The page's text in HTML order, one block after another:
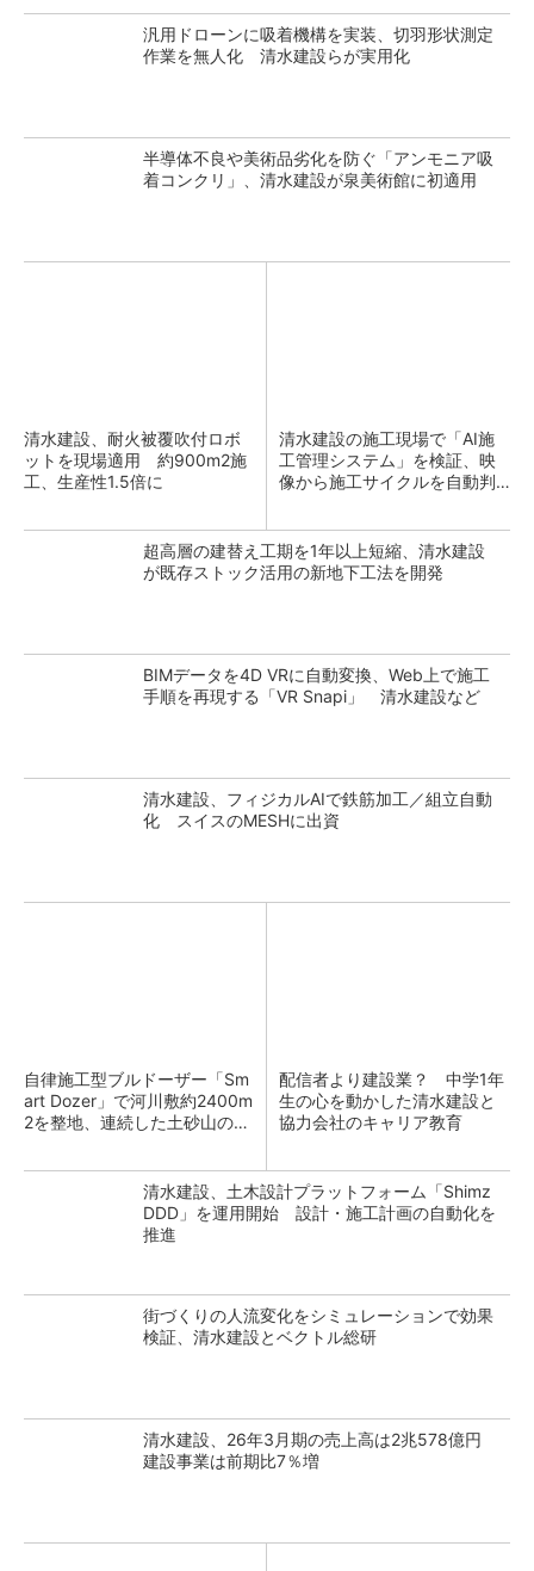
汎用ドローンに吸着機構を実装、切羽形状測定
作業を無人化 清水建設らが実用化
半導体不良や美術品劣化を防ぐ「アンモニア吸
着コンクリ」、清水建設が泉美術館に初適用
清水建設、耐火被覆吹付ロボ
ットを現場適用 約900m2施
工、生産性1.5倍に
清水建設の施工現場で「AI施
工管理システム」を検証、映
像から施工サイクルを自動判
超高層の建替え工期を1年以上短縮、清水建設
が既存ストック活用の新地下工法を開発
BIMデータを4D VRに自動変換、Web上で施工
手順を再現する「VR Snapi」 清水建設など
清水建設、フィジカルAIで鉄筋加工／組立自動
化 スイスのMESHに出資
自律施工型ブルドーザー「Sm
art Dozer」で河川敷約2400m
2を整地、連続した土砂山の敷
配信者より建設業？ 中学1年
生の心を動かした清水建設と
協力会社のキャリア教育
清水建設、土木設計プラットフォーム「Shimz
DDD」を運用開始 設計・施工計画の自動化を
推進
街づくりの人流変化をシミュレーションで効果
検証、清水建設とベクトル総研
清水建設、26年3月期の売上高は2兆578億円
建設事業は前期比7％増